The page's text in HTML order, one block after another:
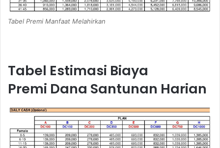
Tabel Premi Manfaat Melahirkan
Tabel Estimasi Biaya
Premi Dana Santunan Harian